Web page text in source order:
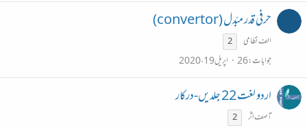
حرفی قدر مبّدل (convertor)
الف نظامی 2
جوابات 26 اپریل 19، 2020
اردو لغت 22 جلدیں-درکار
آصف اثر 2